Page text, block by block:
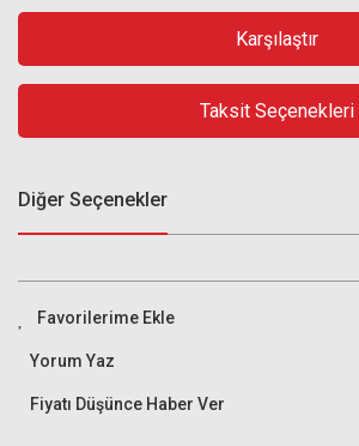
Karşılaştır
Taksit Seçenekleri
Diğer Seçenekler
Yorum Yaz
Fiyatı Düşünce Haber Ver